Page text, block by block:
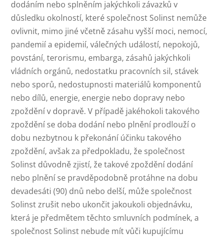
dodáním nebo splněním jakýchkoli závazků v
důsledku okolností, které společnost Solinst nemůže
ovlivnit, mimo jiné včetně zásahu vyšší moci, nemocí,
pandemií a epidemií, válečných událostí, nepokojů,
povstání, terorismu, embarga, zásahů jakýchkoli
vládních orgánů, nedostatku pracovních sil, stávek
nebo sporů, nedostupnosti materiálů komponentů
nebo dílů, energie, energie nebo dopravy nebo
zpoždění v dopravě. V případě jakéhokoli takového
zpoždění se doba dodání nebo plnění prodlouží o
dobu nezbytnou k překonání účinku takového
zpoždění, avšak za předpokladu, že společnost
Solinst důvodně zjistí, že takové zpoždění dodání
nebo plnění se pravděpodobně protáhne na dobu
devadesáti (90) dnů nebo delší, může společnost
Solinst zrušit nebo ukončit jakoukoli objednávku,
která je předmětem těchto smluvních podmínek, a
společnost Solinst nebude mít vůči kupujícímu